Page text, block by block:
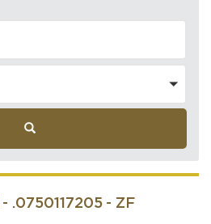
- .0750117205 - ZF